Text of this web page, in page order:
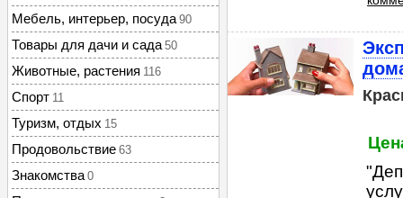
Мебель, интерьер, посуда 90
Товары для дачи и сада 50
Животные, растения 116
Спорт 11
Туризм, отдых 15
Продовольствие 63
Знакомства 0